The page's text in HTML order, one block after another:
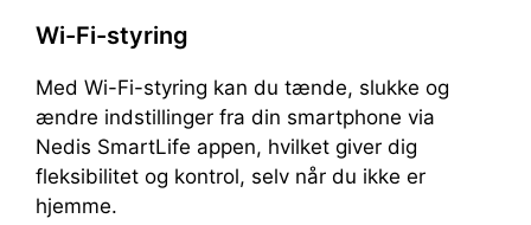
Wi-Fi-styring
Med Wi-Fi-styring kan du tænde, slukke og
ændre indstillinger fra din smartphone via
Nedis SmartLife appen, hvilket giver dig
fleksibilitet og kontrol, selv når du ikke er
hjemme.